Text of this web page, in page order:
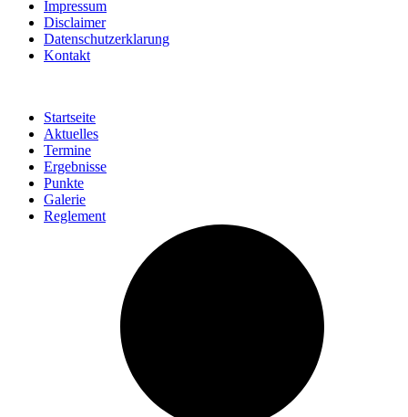
Impressum
Disclaimer
Datenschutzerklarung
Kontakt
Startseite
Aktuelles
Termine
Ergebnisse
Punkte
Galerie
Reglement